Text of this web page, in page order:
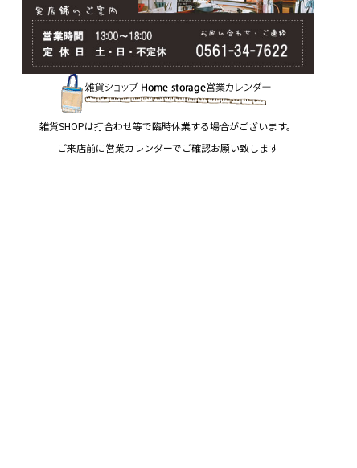
雑貨SHOPは打合わせ等で臨時休業する場合がございます。
ご来店前に営業カレンダーでご確認お願い致します